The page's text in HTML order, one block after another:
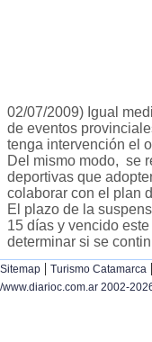
02/07/2009) Igual
de eventos
tenga intervención el
Del mismo modo, se
deportivas que
colaborar con el plan
El plazo de la
15 días y vencido
determinar si se
Sitemap | Turismo Catamarca |
/www.diarioc.com.ar 2002-